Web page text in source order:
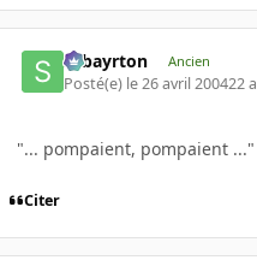
sebayrton Ancien
Posté(e) le 26 avril 200422 a
"... pompaient, pompaient ..."
Citer